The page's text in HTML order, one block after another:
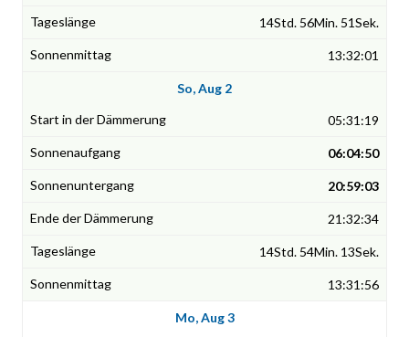
14Std. 56Min. 51Sek.
13:32:01
So, Aug 2
05:31:19
06:04:50
20:59:03
21:32:34
14Std. 54Min. 13Sek.
13:31:56
Mo, Aug 3